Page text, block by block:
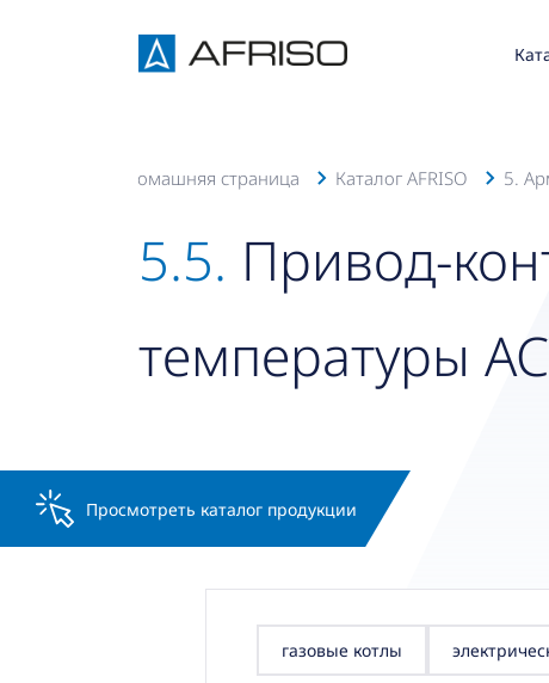
Домашняя страница Каталог AFRISO 5.
5.5. Привод-
температуры
Просмотреть каталог продукции
газовые котлы